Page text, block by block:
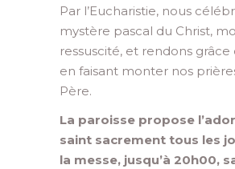
Par l’Eucharistie, nous
mystère pascal du Christ,
ressuscité, et rendons
en faisant monter nos
Père.
La paroisse propose
saint sacrement tous les
la messe, jusqu’à 20h00,